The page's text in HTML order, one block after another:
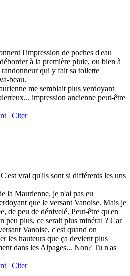
l'impression de poches d'eau
à la première pluie, ou bien à
qui y fait sa toilette
beau.
me semblait plus verdoyant
impression ancienne peut-être
| Citer
vrai qu'ils sont si différents les uns
la Maurienne, je n'ai pas eu
que le versant Vanoise. Mais je
de peu de dénivelé. Peut-être qu'en
peu plus, ce serait plus minéral ? Car
Vanoise, c'est quand on
les hauteurs que ça devient plus
dans les Alpages... Non? Tu n'as
| Citer